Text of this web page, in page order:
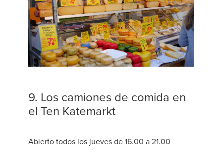
9. Los camiones de comida en
el Ten Katemarkt
Abierto todos los jueves de 16.00 a 21.00